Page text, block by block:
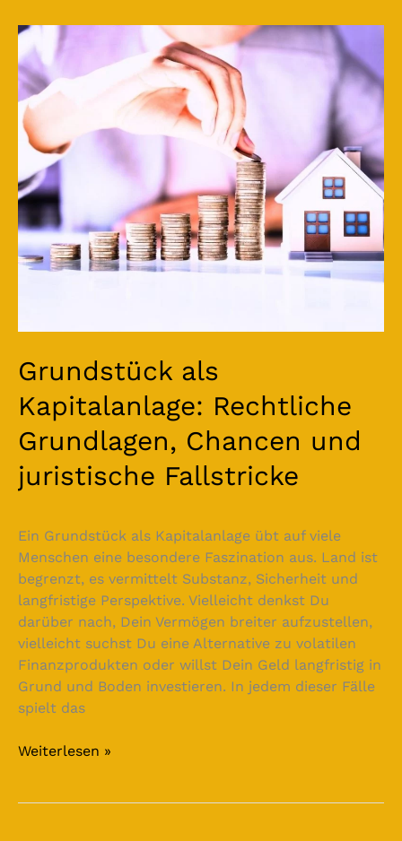
Grundstück als
Kapitalanlage: Rechtliche
Grundlagen, Chancen und
juristische Fallstricke
Ein Grundstück als Kapitalanlage übt auf viele
Menschen eine besondere Faszination aus. Land ist
begrenzt, es vermittelt Substanz, Sicherheit und
langfristige Perspektive. Vielleicht denkst Du
darüber nach, Dein Vermögen breiter aufzustellen,
vielleicht suchst Du eine Alternative zu volatilen
Finanzprodukten oder willst Dein Geld langfristig in
Grund und Boden investieren. In jedem dieser Fälle
spielt das
Grundstück
als
Kapitalanlage:
Rechtliche
Grundlagen,
Chancen
juristische
Fallstricke
Weiterlesen »